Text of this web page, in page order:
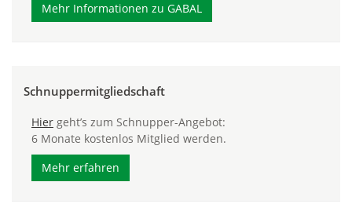
Mehr Informationen zu GABAL
Schnuppermitgliedschaft
Hier geht’s zum Schnupper-Angebot:
6 Monate kostenlos Mitglied werden.
Mehr erfahren